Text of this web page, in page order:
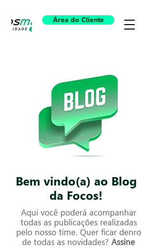
Área do Cliente
Bem vindo(a) ao Blog
da Focos!
Aqui você poderá acompanhar
todas as publicações realizadas
pelo nosso time. Quer ficar denro
de todas as novidades? Assine